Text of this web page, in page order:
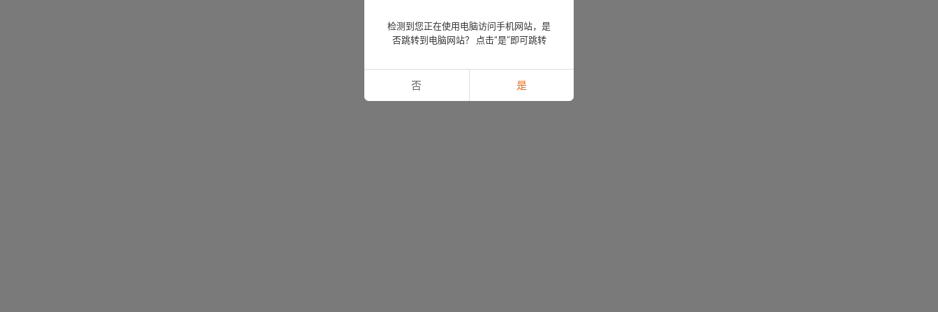
检测到您正在使用电脑访问手机网站，是
否跳转到电脑网站？ 点击“是”即可跳转
否 是